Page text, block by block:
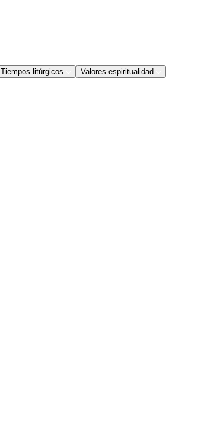
Tiempos litúrgicos Valores espiritualidad